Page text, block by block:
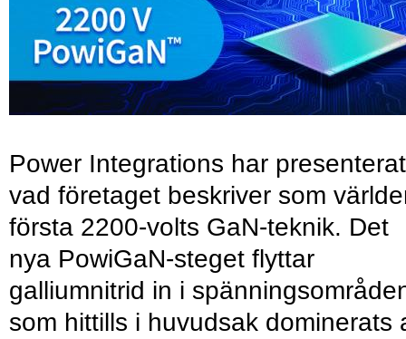
Power Integrations har presenterat
vad företaget beskriver som
första 2200-volts GaN-teknik. Det
nya PowiGaN-steget flyttar
galliumnitrid in i
som hittills i huvudsak dominerats